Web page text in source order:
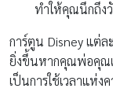
ทำให้คุณนึกถึงวั
การ์ตูน Disney แต่ล
ยิ่งขึ้นหากคุณพ่อคุณแ
เป็นการใช้เวลาแห่ง